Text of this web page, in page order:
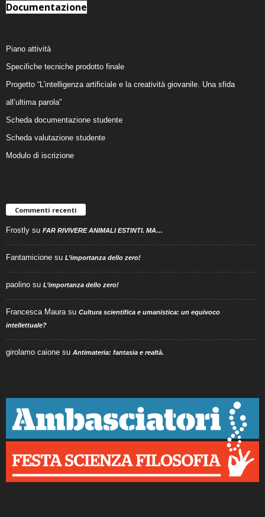
Documentazione
Piano attività
Specifiche tecniche prodotto finale
Progetto “L’intelligenza artificiale e la creatività giovanile. Una sfida
all’ultima parola”
Scheda documentazione studente
Scheda valutazione studente
Modulo di iscrizione
Commenti recenti
Frostly su FAR RIVIVERE ANIMALI ESTINTI. MA…
Fantamicione su L’importanza dello zero!
paolino su L’importanza dello zero!
Francesca Maura su Cultura scientifica e umanistica: un equivoco
intellettuale?
girolamo caione su Antimateria: fantasia e realtà.